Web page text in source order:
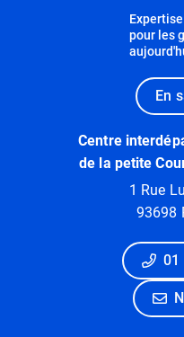
pour les
En
Centre
de la petite
1 Rue
93698
01